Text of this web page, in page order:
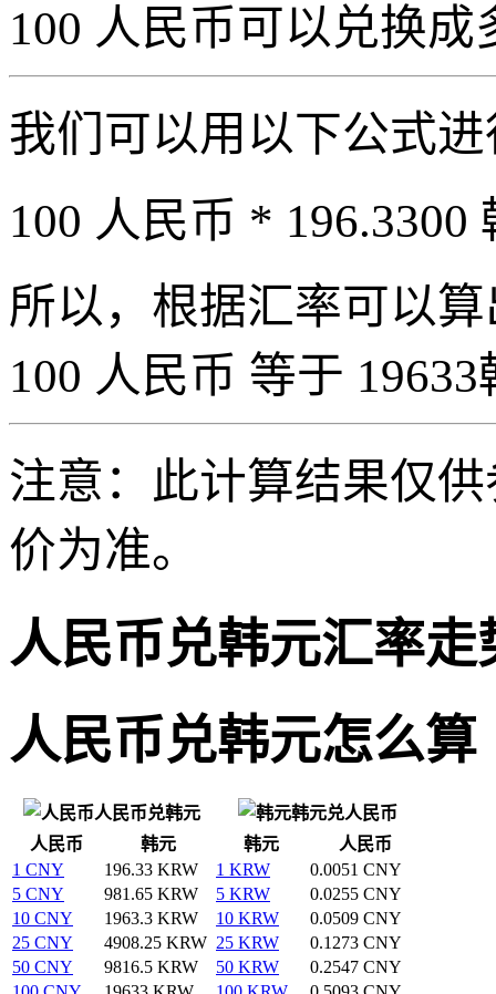
100 人民币可以兑换成
我们可以用以下公式
100 人民币 * 196.3300
所以，根据汇率可以
100 人民币 等于
注意：此计算结果仅
价为准。
人民币兑韩元汇率走
人民币兑韩元怎么算
人民币兑韩元
韩元兑人民币
人民币
韩元 韩元
人民币
1 CNY
196.33 KRW 1 KRW
0.0051 CNY
5 CNY
981.65 KRW 5 KRW
0.0255 CNY
10 CNY
1963.3 KRW 10 KRW
0.0509 CNY
25 CNY
4908.25 KRW 25 KRW
0.1273 CNY
50 CNY
9816.5 KRW 50 KRW
0.2547 CNY